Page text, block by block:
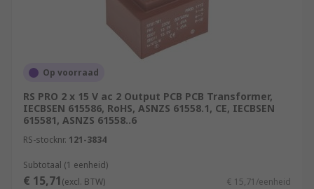
PCB transformers are used mainly in
manufacturing processes where current
regulation is needed. They're also used in
computer hardware applications and consumer
devices to protect them from power surges.
Types of PCB transformers
PCB transformers can be recognised by their
mounting capabilities. They are surface mounted
or through-hole mounted.
Op voorraad
RS PRO 2 x 15 V ac 2 Output PCB PCB Transformer,
IECBSEN 615586, RoHS, ASNZS 61558.1, CE, IECBSEN
615581, ASNZS 61558..6
RS-stocknr. 121-3834
Subtotaal (1 eenheid)
€ 15,71(excl. BTW) € 15,71/eenheid